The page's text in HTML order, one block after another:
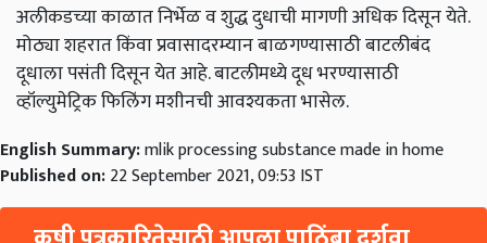
अलीकडच्या काळात निर्भेळ व शुद्ध दुधाची मागणी अधिक दिसून येते.
मोठ्या शहरात किंवा प्रवासादरम्यान बाळगण्यासाठी बाटलीबंद
दूधाला पसंती दिसून येत आहे. बाटलीमध्ये दूध भरण्यासाठी
व्हॉल्युमेट्रिक फिलिंग मशीनची आवश्यकता भासेल.
English Summary:mlik processing substance made in home
Published on:22 September 2021, 09:53 IST